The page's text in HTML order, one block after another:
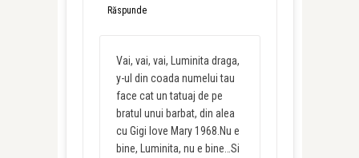
Răspunde
Vai, vai, vai, Luminita draga,
y-ul din coada numelui tau
face cat un tatuaj de pe
bratul unui barbat, din alea
cu Gigi love Mary 1968.Nu e
bine, Luminita, nu e bine…Si